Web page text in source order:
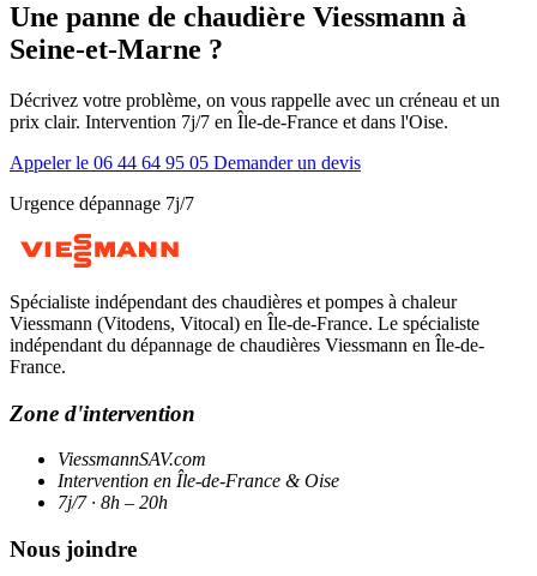
Une panne de chaudière Viessmann à
Seine-et-Marne ?
Décrivez votre problème, on vous rappelle avec un créneau et un
prix clair. Intervention 7j/7 en Île-de-France et dans l'Oise.
Appeler le 06 44 64 95 05 Demander un devis
Urgence dépannage 7j/7
Spécialiste indépendant des chaudières et pompes à chaleur
Viessmann (Vitodens, Vitocal) en Île-de-France. Le spécialiste
indépendant du dépannage de chaudières Viessmann en Île-de-
France.
Zone d'intervention
ViessmannSAV.com
Intervention en Île-de-France & Oise
7j/7 · 8h – 20h
Nous joindre